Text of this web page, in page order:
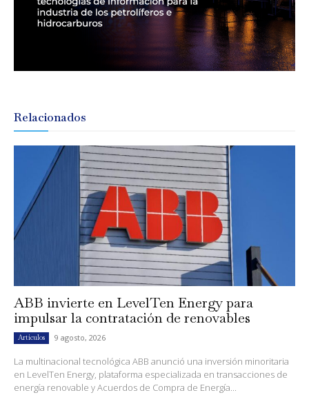
Relacionados
ABB invierte en LevelTen Energy para
impulsar la contratación de renovables
Artículos 9 agosto, 2026
La multinacional tecnológica ABB anunció una inversión minoritaria
en LevelTen Energy, plataforma especializada en transacciones de
energía renovable y Acuerdos de Compra de Energía...